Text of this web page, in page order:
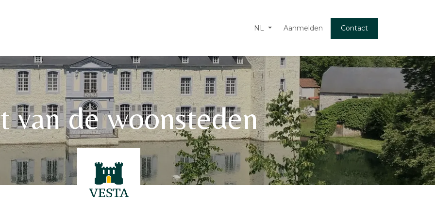
NL Aanmelden Contact
van de woonsteden